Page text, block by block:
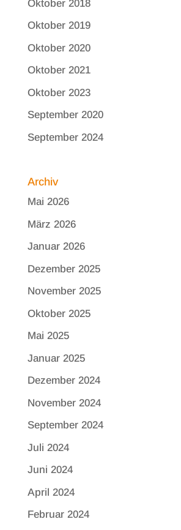
Oktober 2018
Oktober 2019
Oktober 2020
Oktober 2021
Oktober 2023
September 2020
September 2024
Archiv
Mai 2026
März 2026
Januar 2026
Dezember 2025
November 2025
Oktober 2025
Mai 2025
Januar 2025
Dezember 2024
November 2024
September 2024
Juli 2024
Juni 2024
April 2024
Februar 2024